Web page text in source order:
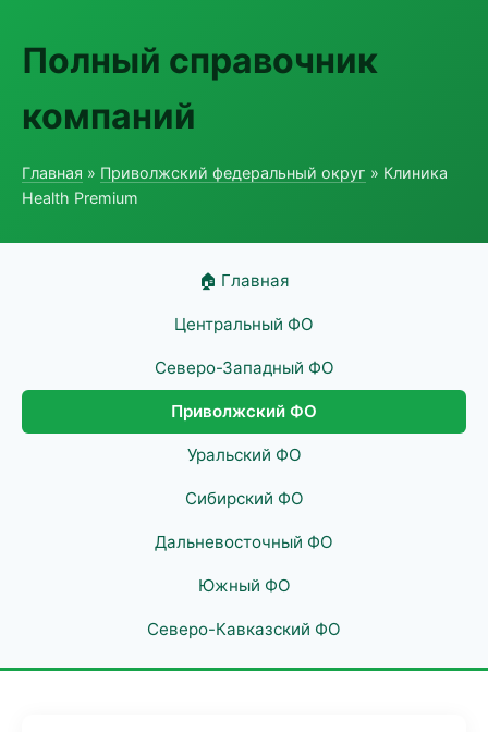
Полный справочник
компаний
Главная » Приволжский федеральный округ » Клиника
Health Premium
🏠 Главная
Центральный ФО
Северо-Западный ФО
Приволжский ФО
Уральский ФО
Сибирский ФО
Дальневосточный ФО
Южный ФО
Северо-Кавказский ФО